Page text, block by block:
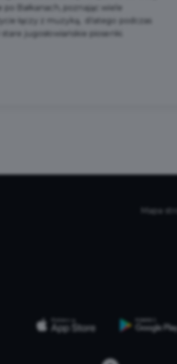
Bałkanach, poznając wiele
łączy z muzyką, dlatego podczas
jugosłowiańskie piosenki.
Mapa